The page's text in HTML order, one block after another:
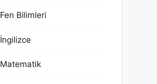
Fen Bilimleri
İngilizce
Matematik